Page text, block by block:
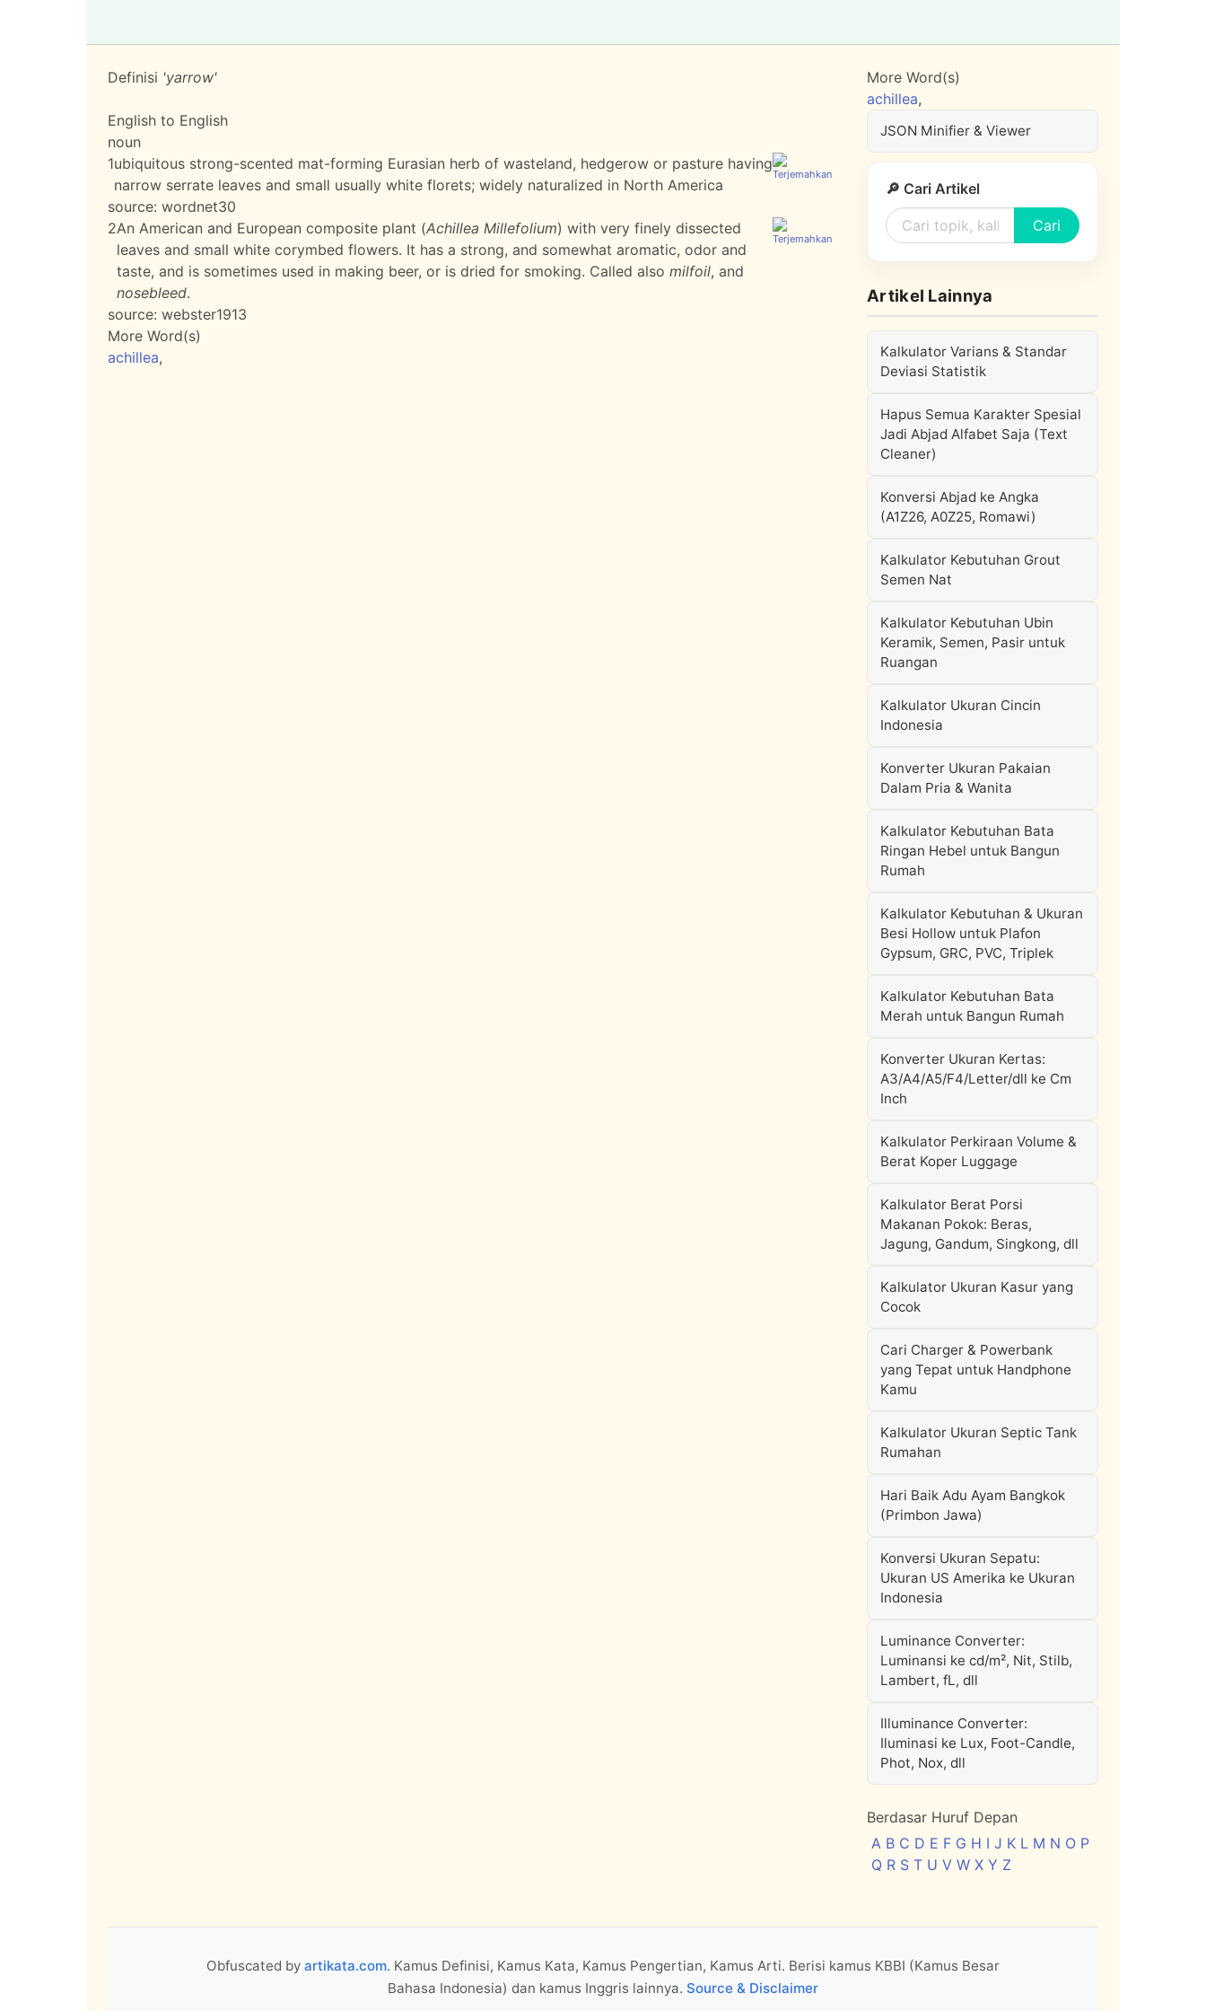
Definisi 'yarrow'
English to English
noun
1ubiquitous strong-scented mat-forming Eurasian herb of wasteland, hedgerow or pasture having
narrow serrate leaves and small usually white florets; widely naturalized in North America
source: wordnet30
2An American and European composite plant (Achillea Millefolium) with very finely dissected
leaves and small white corymbed flowers. It has a strong, and somewhat aromatic, odor and
taste, and is sometimes used in making beer, or is dried for smoking. Called also milfoil, and
nosebleed.
source: webster1913
More Word(s)
achillea,
More Word(s)
achillea,
JSON Minifier & Viewer
🔎 Cari Artikel
Cari
Artikel Lainnya
Kalkulator Varians & Standar
Deviasi Statistik
Hapus Semua Karakter Spesial
Jadi Abjad Alfabet Saja (Text
Cleaner)
Konversi Abjad ke Angka
(A1Z26, A0Z25, Romawi)
Kalkulator Kebutuhan Grout
Semen Nat
Kalkulator Kebutuhan Ubin
Keramik, Semen, Pasir untuk
Ruangan
Kalkulator Ukuran Cincin
Indonesia
Konverter Ukuran Pakaian
Dalam Pria & Wanita
Kalkulator Kebutuhan Bata
Ringan Hebel untuk Bangun
Rumah
Kalkulator Kebutuhan & Ukuran
Besi Hollow untuk Plafon
Gypsum, GRC, PVC, Triplek
Kalkulator Kebutuhan Bata
Merah untuk Bangun Rumah
Konverter Ukuran Kertas:
A3/A4/A5/F4/Letter/dll ke Cm
Inch
Kalkulator Perkiraan Volume &
Berat Koper Luggage
Kalkulator Berat Porsi
Makanan Pokok: Beras,
Jagung, Gandum, Singkong, dll
Kalkulator Ukuran Kasur yang
Cocok
Cari Charger & Powerbank
yang Tepat untuk Handphone
Kamu
Kalkulator Ukuran Septic Tank
Rumahan
Hari Baik Adu Ayam Bangkok
(Primbon Jawa)
Konversi Ukuran Sepatu:
Ukuran US Amerika ke Ukuran
Indonesia
Luminance Converter:
Luminansi ke cd/m², Nit, Stilb,
Lambert, fL, dll
Illuminance Converter:
Iluminasi ke Lux, Foot-Candle,
Phot, Nox, dll
Berdasar Huruf Depan
A B C D E F G H I J K L M N O P
Q R S T U V W X Y Z
Obfuscated by artikata.com. Kamus Definisi, Kamus Kata, Kamus Pengertian, Kamus Arti. Berisi kamus KBBI (Kamus Besar
Bahasa Indonesia) dan kamus Inggris lainnya. Source & Disclaimer